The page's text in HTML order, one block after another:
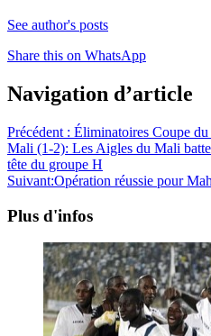
See author's posts
Share this on WhatsApp
Navigation d’article
Précédent : Éliminatoires Coupe
Mali (1-2): Les Aigles du Mali
tête du groupe H
Suivant:Opération réussie pour
Plus d'infos